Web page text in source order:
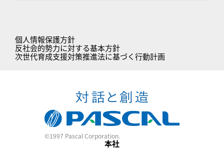
個人情報保護方針
反社会的勢力に対する基本方針
次世代育成支援対策推進法に基づく行動計画
©1997 Pascal Corporation.
本社